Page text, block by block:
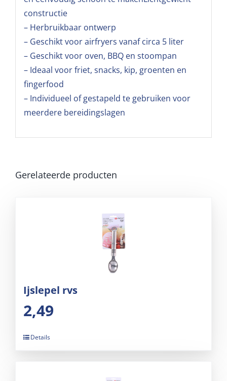
constructie
– Herbruikbaar ontwerp
– Geschikt voor airfryers vanaf circa 5 liter
– Geschikt voor oven, BBQ en stoompan
– Ideaal voor friet, snacks, kip, groenten en
fingerfood
– Individueel of gestapeld te gebruiken voor
meerdere bereidingslagen
Gerelateerde producten
Ijslepel rvs
2,49
Details